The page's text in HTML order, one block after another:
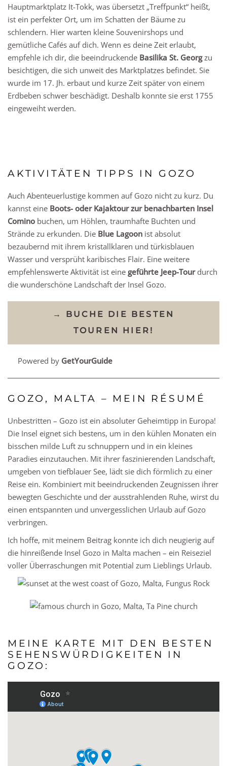
Hauptmarktplatz It-Tokk, was übersetzt „Treffpunkt“ heißt,
ist ein perfekter Ort, um im Schatten der Bäume zu
schlendern. Hier warten kleine Souvenirshops und
gemütliche Cafés auf dich. Wenn es deine Zeit erlaubt,
empfehle ich dir, die beeindruckende Basilika St. Georgzu
besichtigen, die sich unweit des Marktplatzes befindet. Sie
wurde im 17. Jh. erbaut und kurze Zeit später von einem
Erdbeben schwer beschädigt. Deshalb konnte sie erst 1755
eingeweiht werden.
AKTIVITÄTEN TIPPS IN GOZO
Auch Abenteuerlustige kommen auf Gozo nicht zu kurz. Du
kannst eine Boots- oder Kajaktour zur benachbarten Insel
Comino buchen, um Höhlen, traumhafte Buchten und
Strände zu erkunden. Die Blue Lagoon ist absolut
bezaubernd mit ihrem kristallklaren und türkisblauen
Wasser und versprüht karibisches Flair. Eine weitere
empfehlenswerte Aktivität ist eine geführte Jeep-Tourdurch
die wunderschöne Landschaft der Insel Gozo.
→ BUCHE DIE BESTEN
TOUREN HIER!
Powered by GetYourGuide
GOZO, MALTA – MEIN RÉSUMÉ
Unbestritten – Gozo ist ein absoluter Geheimtipp in Europa!
Die Insel eignet sich bestens, um in den kühlen Monaten ein
bisschen milde Luft zu schnuppern und in ein kleines
Paradies einzutauchen. Mit ihrer faszinierenden Landschaft,
umgeben von tiefblauer See, lädt sie dich förmlich zu einer
Reise ein. Kombiniert mit beeindruckenden Zeugnissen ihrer
bewegten Geschichte und der ausstrahlenden Ruhe, wirst du
einen entspannten und unvergesslichen Urlaub auf Gozo
verbringen.
Ich hoffe, mit meinem Beitrag konnte ich dich neugierig auf
die hinreißende Insel Gozo in Malta machen – ein Reiseziel
voller Überraschungen mit Potential zum Lieblings Urlaub.
MEINE KARTE MIT DEN BESTEN
SEHENSWÜRDIGKEITEN IN
GOZO: